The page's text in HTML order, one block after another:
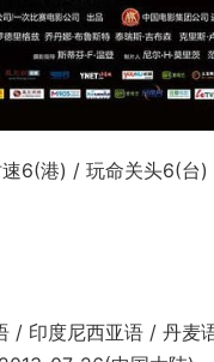
6(港) / 玩命关头6(
度尼西亚语 / 丹麦